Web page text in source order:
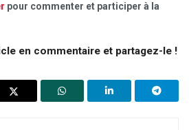
pour commenter et participer à la
en commentaire et partagez-le !